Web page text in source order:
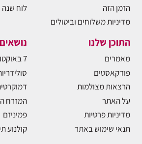
הזמן הזה
מדיניות משלוחים וביטולים
לוח שנה
התוכן שלנו
מאמרים
פודקאסטים
הרצאות מצולמות
על האתר
מדיניות פרטיות
תנאי שימוש באתר
7 באוקטובר
המזרח
פמיניזם
קולנוע